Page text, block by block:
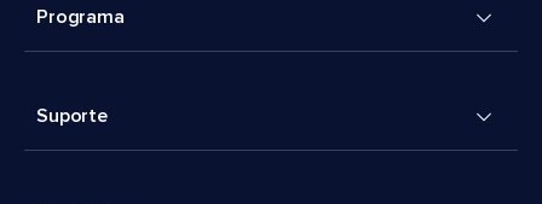
Programa
Suporte